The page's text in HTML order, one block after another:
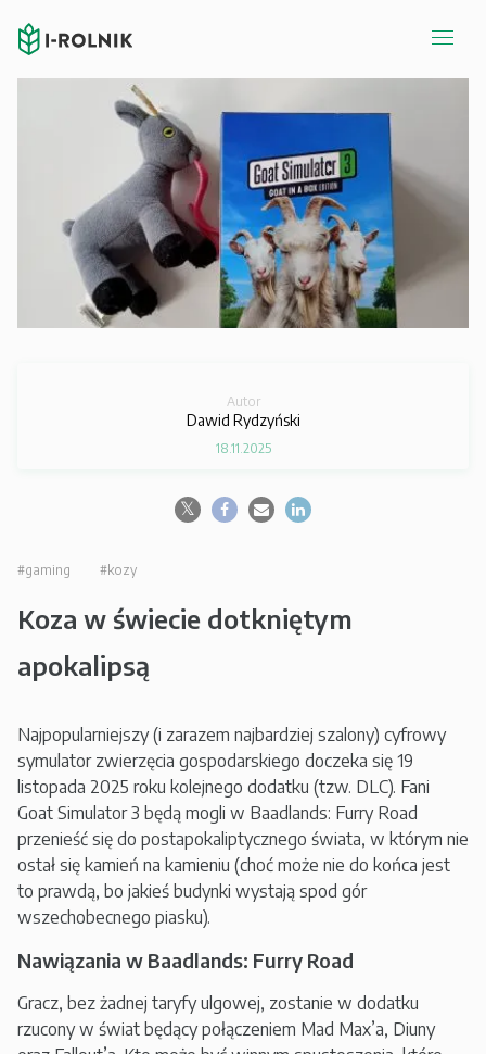
Autor
Dawid Rydzyński
18.11.2025
#gaming #kozy
Koza w świecie dotkniętym
apokalipsą
Najpopularniejszy (i zarazem najbardziej szalony) cyfrowy
symulator zwierzęcia gospodarskiego doczeka się 19
listopada 2025 roku kolejnego dodatku (tzw. DLC). Fani
Goat Simulator 3 będą mogli w Baadlands: Furry Road
przenieść się do postapokaliptycznego świata, w którym nie
ostał się kamień na kamieniu (choć może nie do końca jest
to prawdą, bo jakieś budynki wystają spod gór
wszechobecnego piasku).
Nawiązania w Baadlands: Furry Road
Gracz, bez żadnej taryfy ulgowej, zostanie w dodatku
rzucony w świat będący połączeniem Mad Max’a, Diuny